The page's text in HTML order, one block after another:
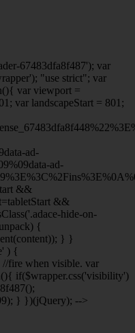
67483dfa8f487'); var
"use strict"; var
var viewport =
var landscapeStart = 801;
ad-
ad-
&&
=tabletStart &&
hide-on-
{
} }
) {
fire when visible. var
if($wrapper.css('visibility')
} })(jQuery); -->